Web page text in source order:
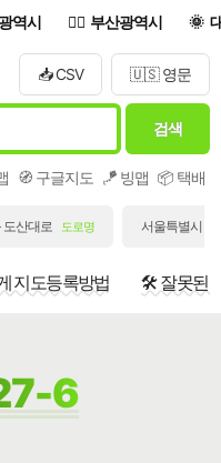
역시 부산광역시
📥 CSV 🇺🇸 영문
검색
🧭 구글지도 🪁 빙맵 📦 택배/
도산대로 도로명 서울특별시
지도등록방법 🛠️ 잘못된
6